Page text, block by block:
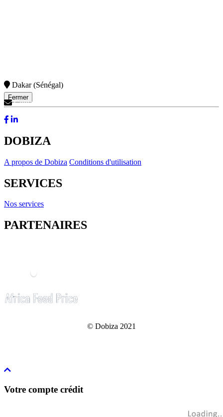
Fermer
Dakar (Sénégal)
Contactez-Nous
DOBIZA
A propos de Dobiza Conditions d'utilisation
SERVICES
Nos services
PARTENAIRES
© Dobiza 2021
Votre compte crédit